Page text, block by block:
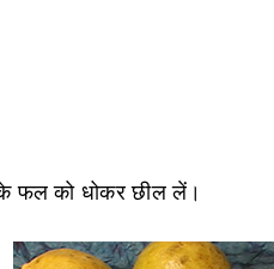
फल को धोकर छील लें।